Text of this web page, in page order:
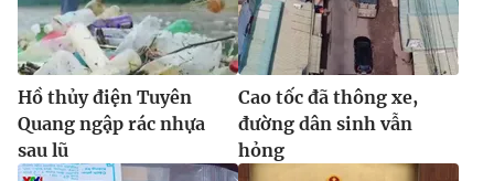
Hồ thủy điện Tuyên
Quang ngập rác nhựa
sau lũ
Cao tốc đã thông xe,
đường dân sinh vẫn
hỏng